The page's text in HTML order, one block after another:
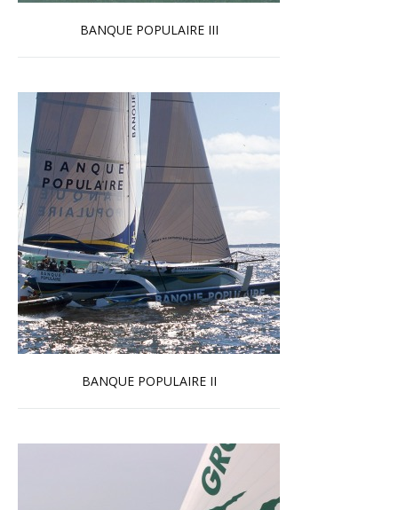
BANQUE POPULAIRE III
En savoir plus...
BANQUE POPULAIRE II
En savoir plus...